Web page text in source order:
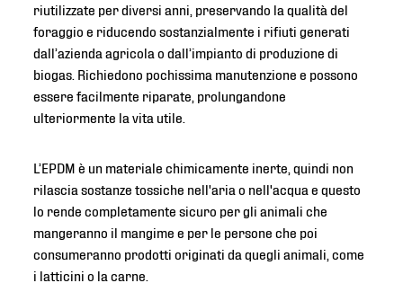
riutilizzate per diversi anni, preservando la qualità del
foraggio e riducendo sostanzialmente i rifiuti generati
dall’azienda agricola o dall’impianto di produzione di
biogas. Richiedono pochissima manutenzione e possono
essere facilmente riparate, prolungandone
ulteriormente la vita utile.
L’EPDM è un materiale chimicamente inerte, quindi non
rilascia sostanze tossiche nell'aria o nell'acqua e questo
lo rende completamente sicuro per gli animali che
mangeranno il mangime e per le persone che poi
consumeranno prodotti originati da quegli animali, come
i latticini o la carne.